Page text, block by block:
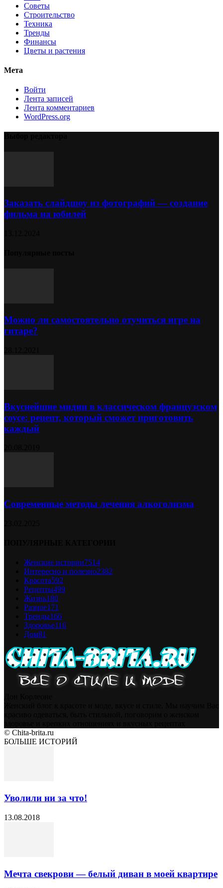
Советы
Строительство
Техника
Тренды
Финансы
Цветы и растения
Мета
Войти
Лента записей
Лента комментариев
WordPress.org
Заказать слайдшоу из фотографий — создание
фильма на юбилей
Можно ли самостоятельно отучиться игре на
гитаре?
Вкуснейшие мидии в классическом французском
соусе: рецепт, который сможет приготовить
каждый
Современные методы лечения алкоголизма
Женские истории7514
Интересно и полезно2382
Красота592
Рецепты499
Жизнь180
Разное171
Тренды166
Здоровье116
Дом81
© Chita-brita.ru
БОЛЬШЕ ИСТОРИЙ
Уволили ни за что!
13.08.2018
Мечта свекрови — белый диван в моей квартире